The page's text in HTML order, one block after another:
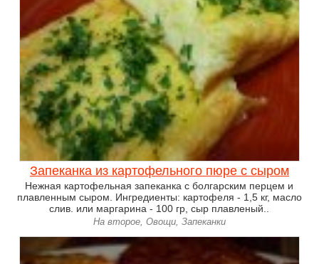
Запеканка из картофельного пюре с сыром
Нежная картофельная запеканка с болгарским перцем и
плавленным сыром. Ингредиенты: картофеля - 1,5 кг, масло
слив. или маргарина - 100 гр, сыр плавленый..
На второе, Овощи, Запеканки